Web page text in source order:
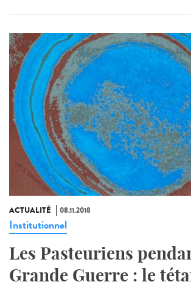
ACTUALITÉ 08.11.2018
Institutionnel
Les Pasteuriens
Grande Guerre : le